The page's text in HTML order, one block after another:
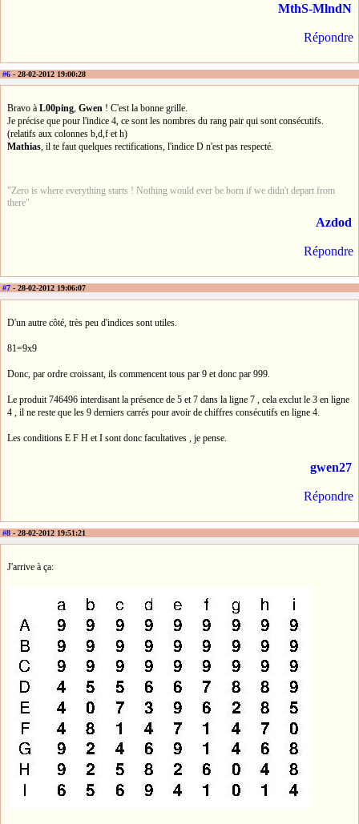
MthS-MlndN
Répondre
#6 - 28-02-2012 19:00:28
Bravo à L00ping, Gwen ! C'est la bonne grille.
Je précise que pour l'indice 4, ce sont les nombres du rang pair qui sont consécutifs.
(relatifs aux colonnes b,d,f et h)
Mathias, il te faut quelques rectifications, l'indice D n'est pas respecté.
"Zero is where everything starts ! Nothing would ever be born if we didn't depart from
there"
Azdod
Répondre
#7 - 28-02-2012 19:06:07
D'un autre côté, très peu d'indices sont utiles.
81=9x9
Donc, par ordre croissant, ils commencent tous par 9 et donc par 999.
Le produit 746496 interdisant la présence de 5 et 7 dans la ligne 7 , cela exclut le 3 en ligne
4 , il ne reste que les 9 derniers carrés pour avoir de chiffres consécutifs en ligne 4.
Les conditions E F H et I sont donc facultatives , je pense.
gwen27
Répondre
#8 - 28-02-2012 19:51:21
J'arrive à ça: